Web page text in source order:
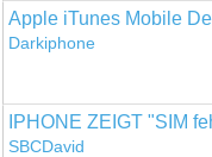
Apple iTunes Mobile
Darkiphone
IPHONE ZEIGT "SIM
SBCDavid